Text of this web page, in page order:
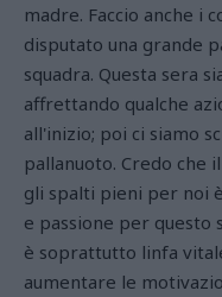
madre. Faccio anche i
disputato una grande
squadra. Questa sera
affrettando qualche
all'inizio; poi ci siamo
pallanuoto. Credo che
gli spalti pieni per noi
e passione per questo
è soprattutto linfa
aumentare le